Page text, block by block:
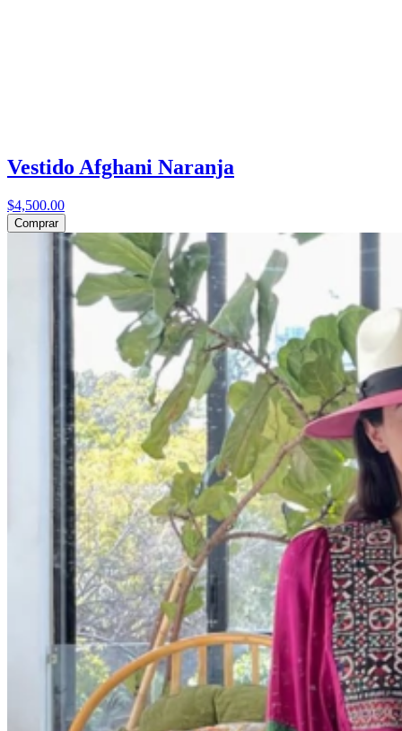
Vestido Afghani Naranja
$4,500.00
Comprar